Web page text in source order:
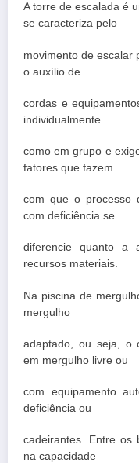
A torre de escalada é
se caracteriza pelo
movimento de escalar
o auxílio de
cordas e
individualmente
como em grupo e
fatores que fazem
com que o processo
com deficiência se
diferencie quanto a
recursos materiais.
Na piscina de
mergulho
adaptado, ou seja, o
em mergulho livre ou
com equipamento
deficiência ou
cadeirantes. Entre os
na capacidade